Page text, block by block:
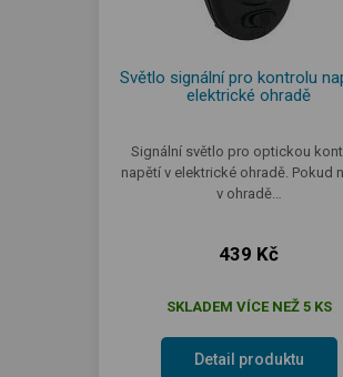
Světlo signální pro kontrolu
elektrické ohradě
Signální světlo pro optickou
napětí v elektrické ohradě. Pokud
v ohradě…
439 Kč
SKLADEM VÍCE NEŽ 5 KS
Detail produktu